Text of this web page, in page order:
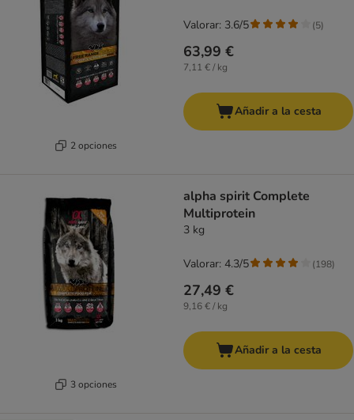
2 opciones
63,99 €
7,11 € / kg
Valorar: 3.6/5 (5)
Añadir a la cesta
3 opciones
alpha spirit Complete
Multiprotein
3 kg
27,49 €
9,16 € / kg
Valorar: 4.3/5 (198)
Añadir a la cesta